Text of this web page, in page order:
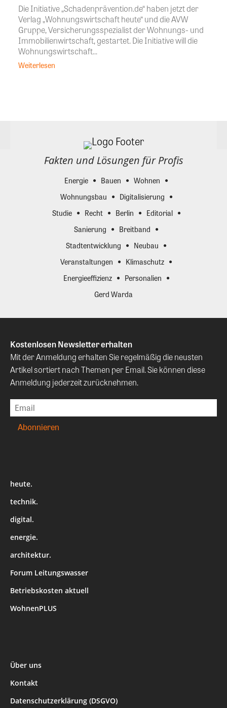
Die Initiative „Schadenprävention.de“ haben jetzt der
Verlag „Wohnungswirtschaft heute“ und die AVW
Gruppe, Versicherungsspezialist der Wohnungs- und
Immobilienwirtschaft, gestartet. Die Initiative will die
Wohnungswirtschaft...
Weiterlesen
Fakten und Lösungen für Profis
Energie Bauen
Wohnen
Wohnungsbau
Digitalisierung
Studie
Recht Berlin
Editorial
Sanierung
Breitband
Stadtentwicklung
Neubau
Veranstaltungen
Klimaschutz
Energieeffizienz
Personalien
Gerd Warda
Kostenlosen Newsletter erhalten
Mit der Anmeldung erhalten Sie regelmäßig die neusten
Artikel sortiert nach Themen per Email. Sie können diese
Anmeldung jederzeit zurücknehmen.
heute.
technik.
digital.
energie.
architektur.
Forum Leitungswasser
Betriebskosten aktuell
WohnenPLUS
Über uns
Kontakt
Datenschutzerklärung (DSGVO)